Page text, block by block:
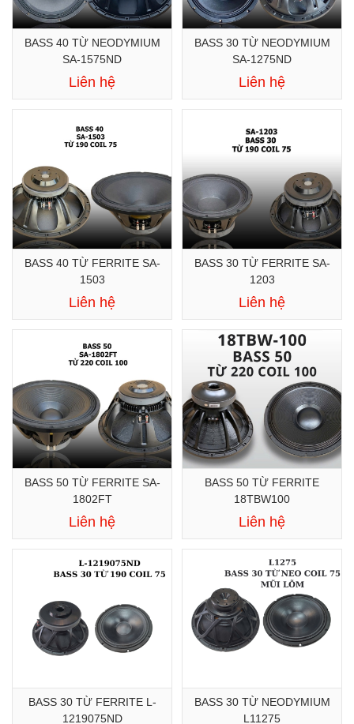
BASS 40 TỪ NEODYMIUM
SA-1575ND
Liên hệ
BASS 30 TỪ NEODYMIUM
SA-1275ND
Liên hệ
BASS 40 TỪ FERRITE SA-
1503
Liên hệ
BASS 30 TỪ FERRITE SA-
1203
Liên hệ
BASS 50 TỪ FERRITE SA-
1802FT
Liên hệ
BASS 50 TỪ FERRITE
18TBW100
Liên hệ
BASS 30 TỪ FERRITE L-
1219075ND
BASS 30 TỪ NEODYMIUM
L11275